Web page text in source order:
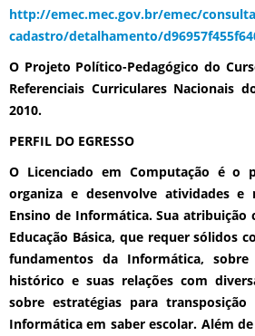
http://emec.mec.gov.br/emec/
cadastro/detalhamento/
O Projeto Político-Pedagógico do
Referenciais Curriculares Nacionais
2010.
PERFIL DO EGRESSO
O Licenciado em Computação é o
organiza e desenvolve atividades e
Ensino de Informática. Sua atribuição
Educação Básica, que requer sólidos
fundamentos da Informática, sobre
histórico e suas relações com
sobre estratégias para
Informática em saber escolar. Além